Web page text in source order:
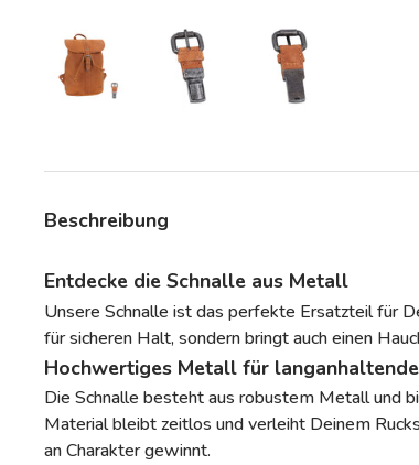
Beschreibung
Entdecke die Schnalle aus Metall
Unsere Schnalle ist das perfekte Ersatzteil für
für sicheren Halt, sondern bringt auch einen
Hochwertiges Metall für
Die Schnalle besteht aus robustem Metall und
Material bleibt zeitlos und verleiht Deinem
an Charakter gewinnt.